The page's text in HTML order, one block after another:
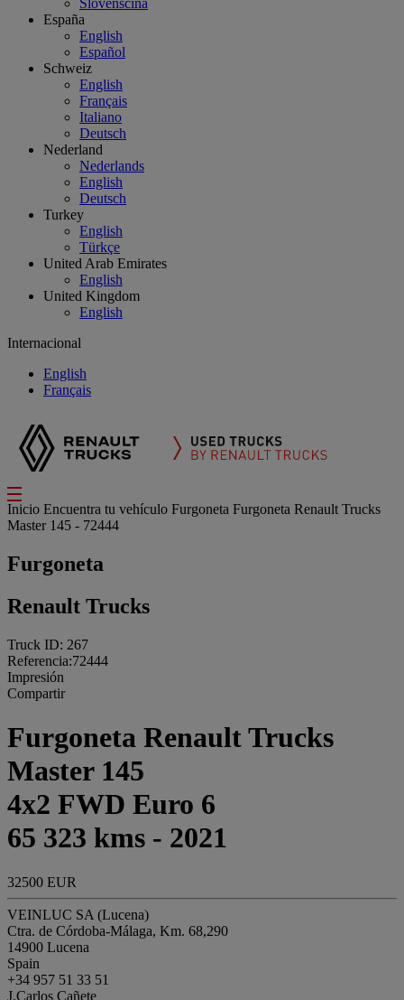
Slovenščina
España
English
Español
Schweiz
English
Français
Italiano
Deutsch
Nederland
Nederlands
English
Deutsch
Turkey
English
Türkçe
United Arab Emirates
English
United Kingdom
English
Internacional
English
Français
Inicio Encuentra tu vehículo Furgoneta Furgoneta Renault Trucks
Master 145 - 72444
Furgoneta
Renault Trucks
Truck ID: 267
Referencia:72444
Impresión
Compartir
Furgoneta Renault Trucks
Master 145
4x2 FWD Euro 6
65 323 kms - 2021
32500 EUR
VEINLUC SA (Lucena)
Ctra. de Córdoba-Málaga, Km. 68,290
14900 Lucena
Spain
+34 957 51 33 51
J.Carlos Cañete